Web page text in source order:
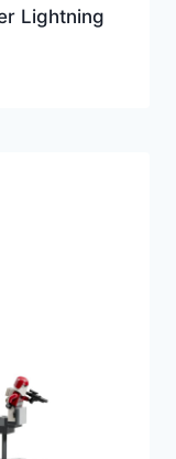
Lightning